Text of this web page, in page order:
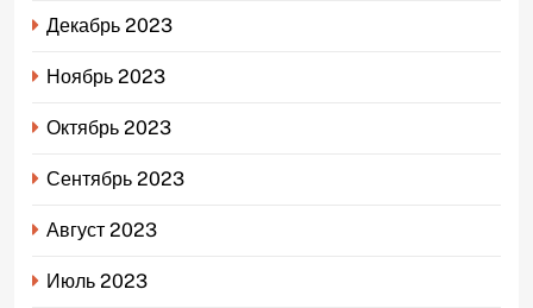
Декабрь 2023
Ноябрь 2023
Октябрь 2023
Сентябрь 2023
Август 2023
Июль 2023